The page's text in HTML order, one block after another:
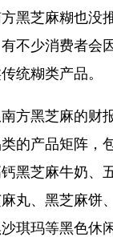
黑芝麻糊也没
不少消费者会
统糊类产品。
方黑芝麻的财
的产品矩阵，
黑芝麻牛奶、
丸、黑芝麻饼
琪玛等黑色休